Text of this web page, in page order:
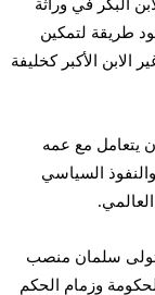
البكر في وراثة
طريقة لتمكين
الابن الأكبر كخليفة
يتعامل مع عمه
السياسي
الوزراء في عام 2020، فقد تولى سلمان منصب
وزمام الحكم